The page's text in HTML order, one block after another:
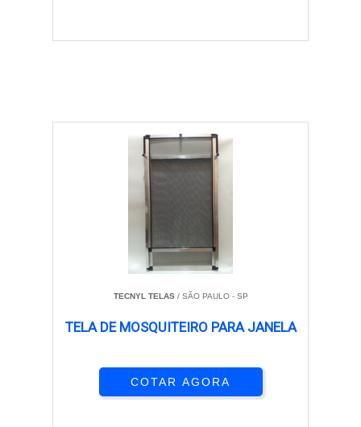
TECNYL TELAS/ SÃO PAULO - SP
TELA DE MOSQUITEIRO PARA JANELA
COTAR AGORA